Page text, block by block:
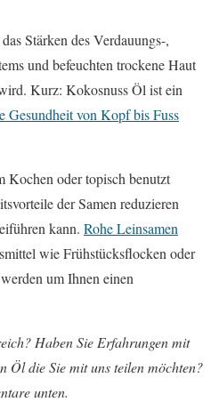
Stärken des Verdauungs-,
und befeuchten trockene Haut
Kurz: Kokosnuss Öl ist ein
Gesundheit von Kopf bis Fuss
Kochen oder topisch benutzt
der Samen reduzieren
kann. Rohe Leinsamen
wie Frühstücksflocken oder
um Ihnen einen
Haben Sie Erfahrungen mit
Öl die Sie mit uns teilen möchten?
unten.